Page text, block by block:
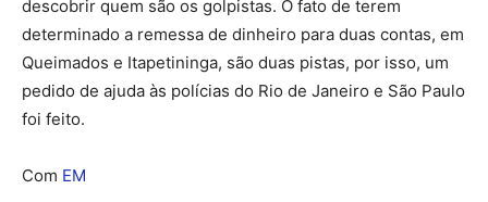
descobrir quem são os golpistas. O fato de terem
determinado a remessa de dinheiro para duas contas, em
Queimados e Itapetininga, são duas pistas, por isso, um
pedido de ajuda às polícias do Rio de Janeiro e São Paulo
foi feito.
Com EM